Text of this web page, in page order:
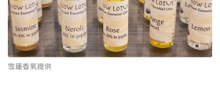
雪蓮香氣提供